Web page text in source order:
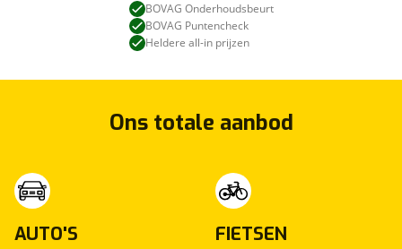
BOVAG Onderhoudsbeurt
BOVAG Puntencheck
Heldere all-in prijzen
Ons totale aanbod
AUTO'S FIETSEN